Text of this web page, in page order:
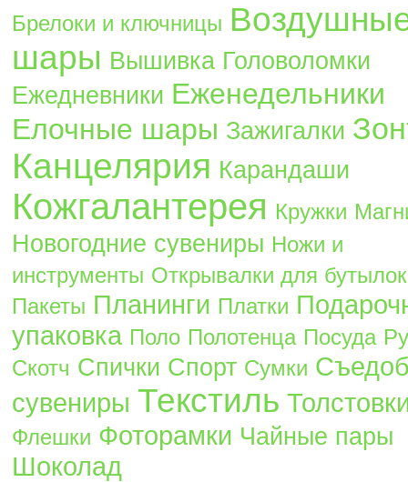
Брелоки и ключницы
шары Вышивка Головоломки
Ежедневники Еженедельники
Елочные шары Зажигалки
Канцелярия Карандаши
Кожгалантерея Кружки
Новогодние сувениры Ножи и
инструменты Открывалки для бутылок
Пакеты Планинги Платки
упаковка Поло Полотенца Посуда
Скотч Спички Спорт Сумки
сувениры Текстиль
Флешки Фоторамки Чайные пары
Шоколад